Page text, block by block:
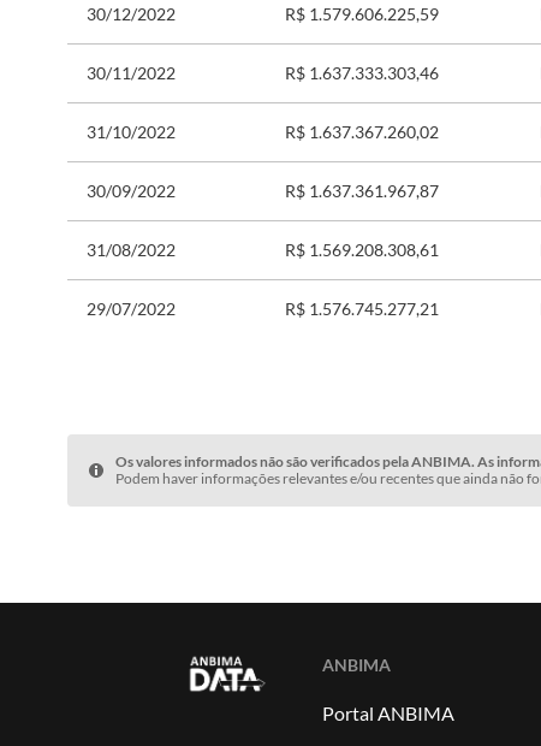
30/12/2022 R$ 1.579.606.225,59
30/11/2022 R$ 1.637.333.303,46
31/10/2022 R$ 1.637.367.260,02
30/09/2022 R$ 1.637.361.967,87
31/08/2022 R$ 1.569.208.308,61
29/07/2022 R$ 1.576.745.277,21
Os valores informados não são verificados pela ANBIMA. As
Podem haver informações relevantes e/ou recentes que ainda não
ANBIMA
Portal ANBIMA